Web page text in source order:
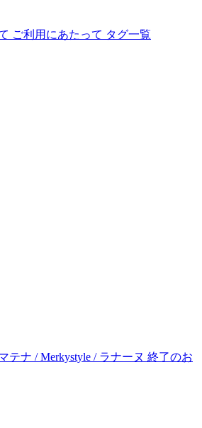
ご利用にあたって タグ一覧
テナ / Merkystyle / ラナーヌ 終了のお